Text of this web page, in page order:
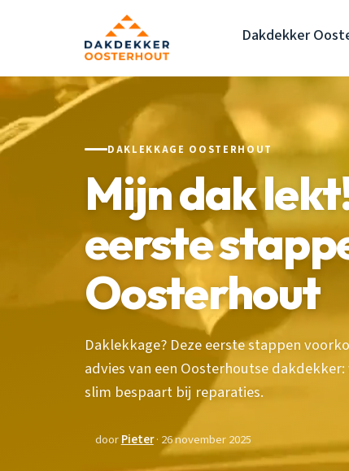
Dakdekker
DAKLEKKAGE OOSTERHOUT
Mijn dak
eerste
Oosterhout
Daklekkage? Deze eerste stappen
advies van een Oosterhoutse
slim bespaart bij reparaties.
doorPieter· 26 november 2025